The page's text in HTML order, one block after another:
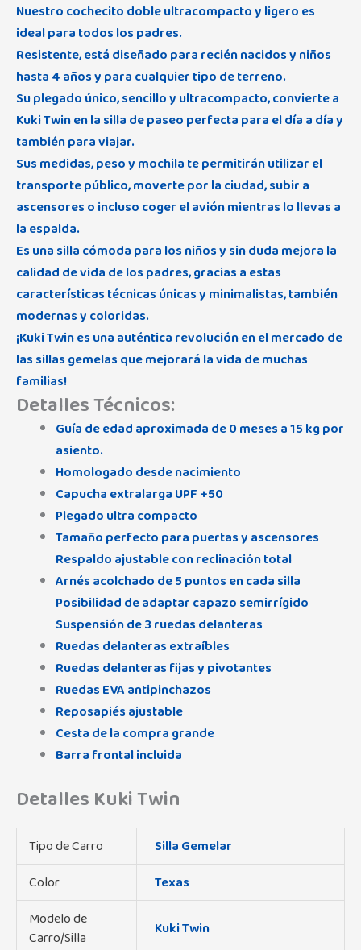
Nuestro cochecito doble ultracompacto y ligero es
ideal para todos los padres.
Resistente, está diseñado para recién nacidos y niños
hasta 4 años y para cualquier tipo de terreno.
Su plegado único, sencillo y ultracompacto, convierte a
Kuki Twin en la silla de paseo perfecta para el día a día y
también para viajar.
Sus medidas, peso y mochila te permitirán utilizar el
transporte público, moverte por la ciudad, subir a
ascensores o incluso coger el avión mientras lo llevas a
la espalda.
Es una silla cómoda para los niños y sin duda mejora la
calidad de vida de los padres, gracias a estas
características técnicas únicas y minimalistas, también
modernas y coloridas.
¡Kuki Twin es una auténtica revolución en el mercado de
las sillas gemelas que mejorará la vida de muchas
familias!
Detalles Técnicos:
Guía de edad aproximada de 0 meses a 15 kg por
asiento.
Homologado desde nacimiento
Capucha extralarga UPF +50
Plegado ultra compacto
Tamaño perfecto para puertas y ascensores
Respaldo ajustable con reclinación total
Arnés acolchado de 5 puntos en cada silla
Posibilidad de adaptar capazo semirrígido
Suspensión de 3 ruedas delanteras
Ruedas delanteras extraíbles
Ruedas delanteras fijas y pivotantes
Ruedas EVA antipinchazos
Reposapiés ajustable
Cesta de la compra grande
Barra frontal incluida
Detalles Kuki Twin
Tipo de Carro
Silla Gemelar
Color
Texas
Modelo de
Carro/Silla
Kuki Twin